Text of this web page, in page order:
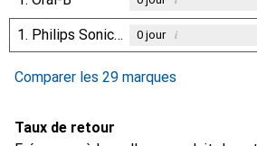
1. Philips Sonicare 0jour i
Comparer les 29 marques
Taux de retour